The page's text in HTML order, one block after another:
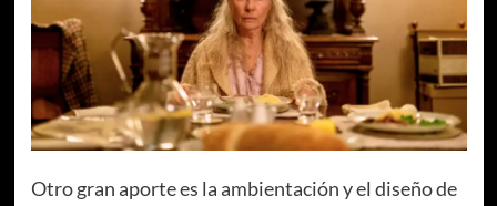
Otro gran aporte es la ambientación y el diseño de